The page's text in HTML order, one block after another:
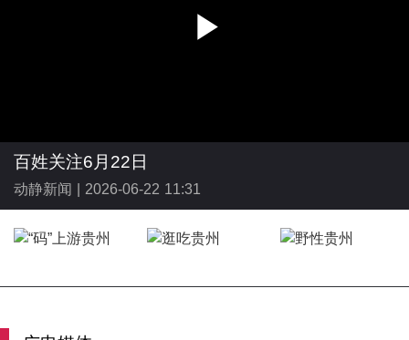
a
百姓关注6月22日
动静新闻 | 2026-06-22 11:31